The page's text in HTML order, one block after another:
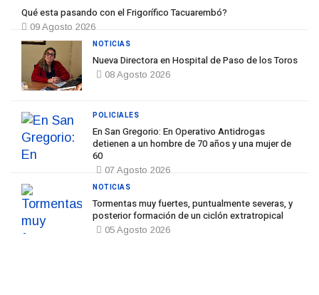
Qué esta pasando con el Frigorífico Tacuarembó?
09 Agosto 2026
Nueva Directora en Hospital de Paso de los Toros
08 Agosto 2026
NOTICIAS
En San Gregorio: En Operativo Antidrogas
detienen a un hombre de 70 años y una mujer de
60
07 Agosto 2026
POLICIALES
Tormentas muy fuertes, puntualmente severas, y
posterior formación de un ciclón extratropical
05 Agosto 2026
NOTICIAS